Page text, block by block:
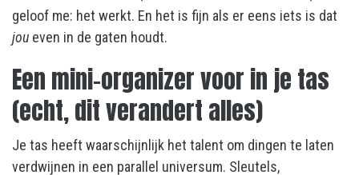
geloof me: het werkt. En het is fijn als er eens iets is dat
jou even in de gaten houdt.
Een mini-organizer voor in je tas
(echt, dit verandert alles)
Je tas heeft waarschijnlijk het talent om dingen te laten
verdwijnen in een parallel universum. Sleutels,